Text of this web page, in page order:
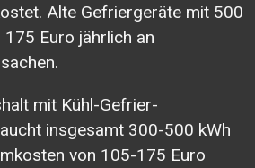
Alte Gefriergeräte mit 500
Euro jährlich an
mit Kühl-Gefrier-
insgesamt 300-500 kWh
von 105-175 Euro